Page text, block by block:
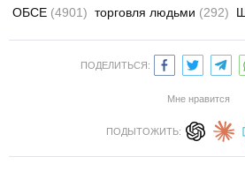
ОБСЕ (4901) торговля людьми (292)
ПОДЕЛИТЬСЯ:
Мне нравится
ПОДЫТОЖИТЬ: